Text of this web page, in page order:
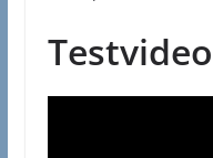
Testvideo